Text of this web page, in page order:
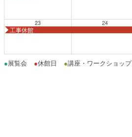
23
工事休館
24
●展覧会 ●休館日 ●講座・ワークショップ